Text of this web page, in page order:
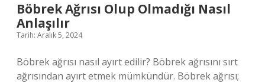
Böbrek Ağrısı Olup Olmadığı Nasıl
Anlaşılır
Tarih: Aralık 5, 2024
Böbrek ağrısı nasıl ayırt edilir? Böbrek ağrısını sırt
ağrısından ayırt etmek mümkündür. Böbrek ağrısı;